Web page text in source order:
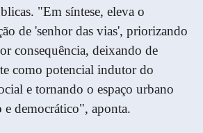
"Em síntese, eleva o
de 'senhor das vias', priorizando
consequência, deixando de
como potencial indutor do
e tornando o espaço urbano
e democrático", aponta.